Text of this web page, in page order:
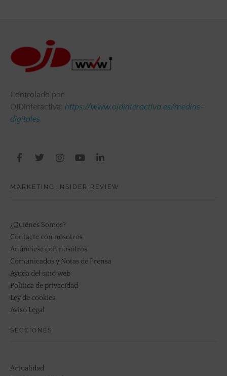
Controlado por
OJDinteractiva: https://www.ojdinteractiva.es/medios-
digitales
MARKETING INSIDER REVIEW
¿Quiénes Somos?
Contacte con nosotros
Anúnciese con nosotros
Comunicados y Notas de Prensa
Ayuda del sitio web
Política de privacidad
Ley de cookies
Aviso Legal
SECCIONES
Actualidad